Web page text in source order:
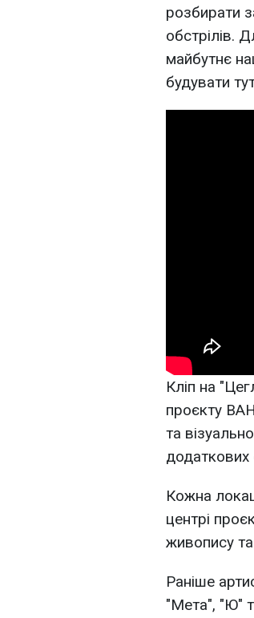
розбирати
обстрілів.
майбутнє
будувати
Кліп на
проєкту
та
додаткових
Кожна
центрі
живопису та
Раніше
"Мета", "Ю"